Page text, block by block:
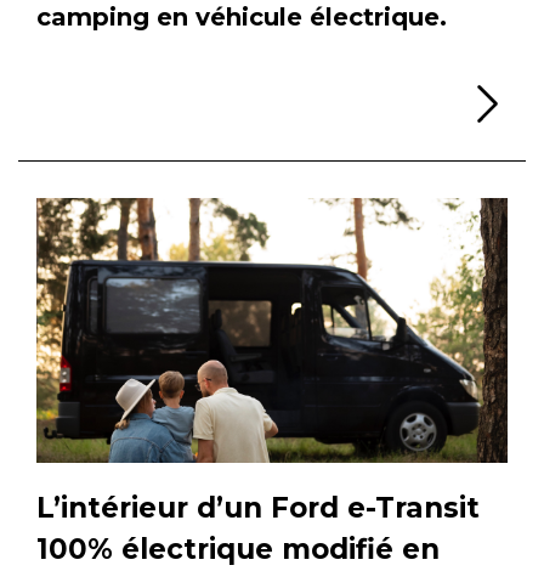
camping en véhicule électrique.
L’intérieur d’un Ford e-Transit
100% électrique modifié en